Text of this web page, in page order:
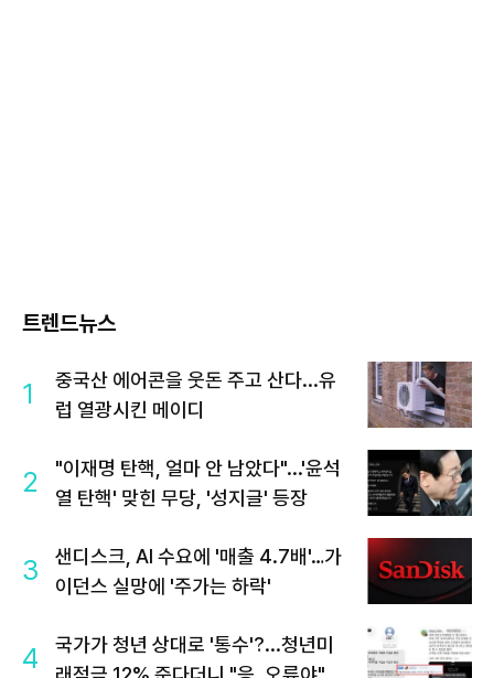
트렌드뉴스
1
중국산 에어콘을 웃돈 주고 산다...유
럽 열광시킨 메이디
2
"이재명 탄핵, 얼마 안 남았다"...'윤석
열 탄핵' 맞힌 무당, '성지글' 등장
3
샌디스크, AI 수요에 '매출 4.7배'…가
이던스 실망에 '주가는 하락'
4
국가가 청년 상대로 '통수'?...청년미